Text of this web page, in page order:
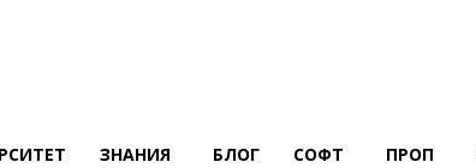
ЗНАНИЯ БЛОГ СОФТ ПРОП